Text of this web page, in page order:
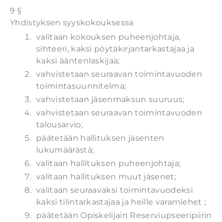
9 §
Yhdistyksen syyskokouksessa
valitaan kokouksen puheenjohtaja,
sihteeri, kaksi pöytäkirjantarkastajaa ja
kaksi ääntenlaskijaa;
vahvistetaan seuraavan toimintavuoden
toimintasuunnitelma;
vahvistetaan jäsenmaksun suuruus;
vahvistetaan seuraavan toimintavuoden
talousarvio;
päätetään hallituksen jäsenten
lukumäärästä;
valitaan hallituksen puheenjohtaja;
valitaan hallituksen muut jäsenet;
valitaan seuraavaksi toimintavuodeksi
kaksi tilintarkastajaa ja heille varamiehet ;
päätetään Opiskelijain Reserviupseeripiirin